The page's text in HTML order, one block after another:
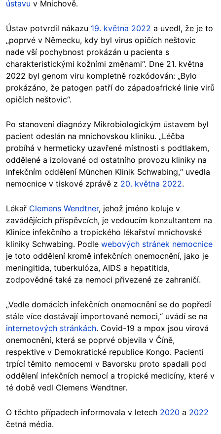
ústavu v Mnichově.
Ústav potvrdil nákazu 19. května 2022 a uvedl, že je to
„poprvé v Německu, kdy byl virus opičích neštovic
nade vší pochybnost prokázán u pacienta s
charakteristickými kožními změnami“. Dne 21. května
2022 byl genom viru kompletně rozkódován: „Bylo
prokázáno, že patogen patří do západoafrické linie virů
opičích neštovic“.
Po stanovení diagnózy Mikrobiologickým ústavem byl
pacient odeslán na mnichovskou kliniku. „Léčba
probíhá v hermeticky uzavřené místnosti s podtlakem,
oddělené a izolované od ostatního provozu kliniky na
infekčním oddělení München Klinik Schwabing,“ uvedla
nemocnice v tiskové zprávě z 20. května 2022.
Lékař Clemens Wendtner, jehož jméno koluje v
zavádějících příspěvcích, je vedoucím konzultantem na
Klinice infekčního a tropického lékařství mnichovské
kliniky Schwabing. Podle webových stránek nemocnice
je toto oddělení kromě infekčních onemocnění, jako je
meningitida, tuberkulóza, AIDS a hepatitida,
zodpovědné také za nemoci přivezené ze zahraničí.
„Vedle domácích infekčních onemocnění se do popředí
stále více dostávají importované nemoci,“ uvádí se na
internetových stránkách. Covid-19 a mpox jsou virová
onemocnění, která se poprvé objevila v Číně,
respektive v Demokratické republice Kongo. Pacienti
trpící těmito nemocemi v Bavorsku proto spadali pod
oddělení infekčních nemocí a tropické medicíny, které v
té době vedl Clemens Wendtner.
O těchto případech informovala v letech 2020 a 2022
četná média.